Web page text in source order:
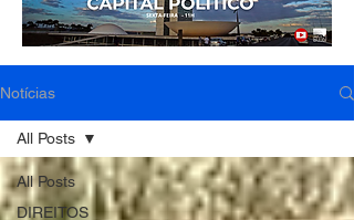
Notícias
All Posts
DIREITOS
All Posts